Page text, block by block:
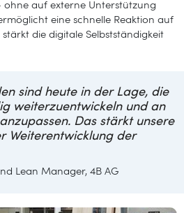
auf externe Unterstützung
eine schnelle Reaktion auf
die digitale Selbstständigkeit
sind heute in der Lage, die
weiterzuentwickeln und an
Das stärkt unsere
Weiterentwicklung der
Lean Manager, 4B AG